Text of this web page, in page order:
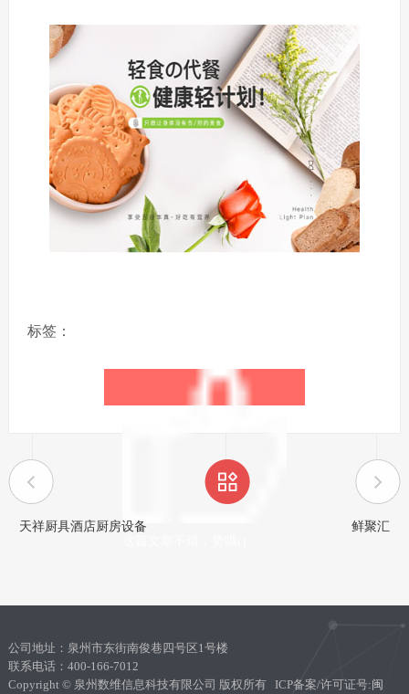
标签：
天祥厨具酒店厨房设备 鲜聚汇
公司地址：泉州市东街南俊巷四号区1号楼
联系电话：400-166-7012
Copyright © 泉州数维信息科技有限公司 版权所有 ICP备案/许可证号:闽